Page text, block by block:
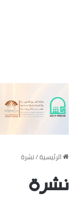
‏الرئيسية/نشرة
نشرة